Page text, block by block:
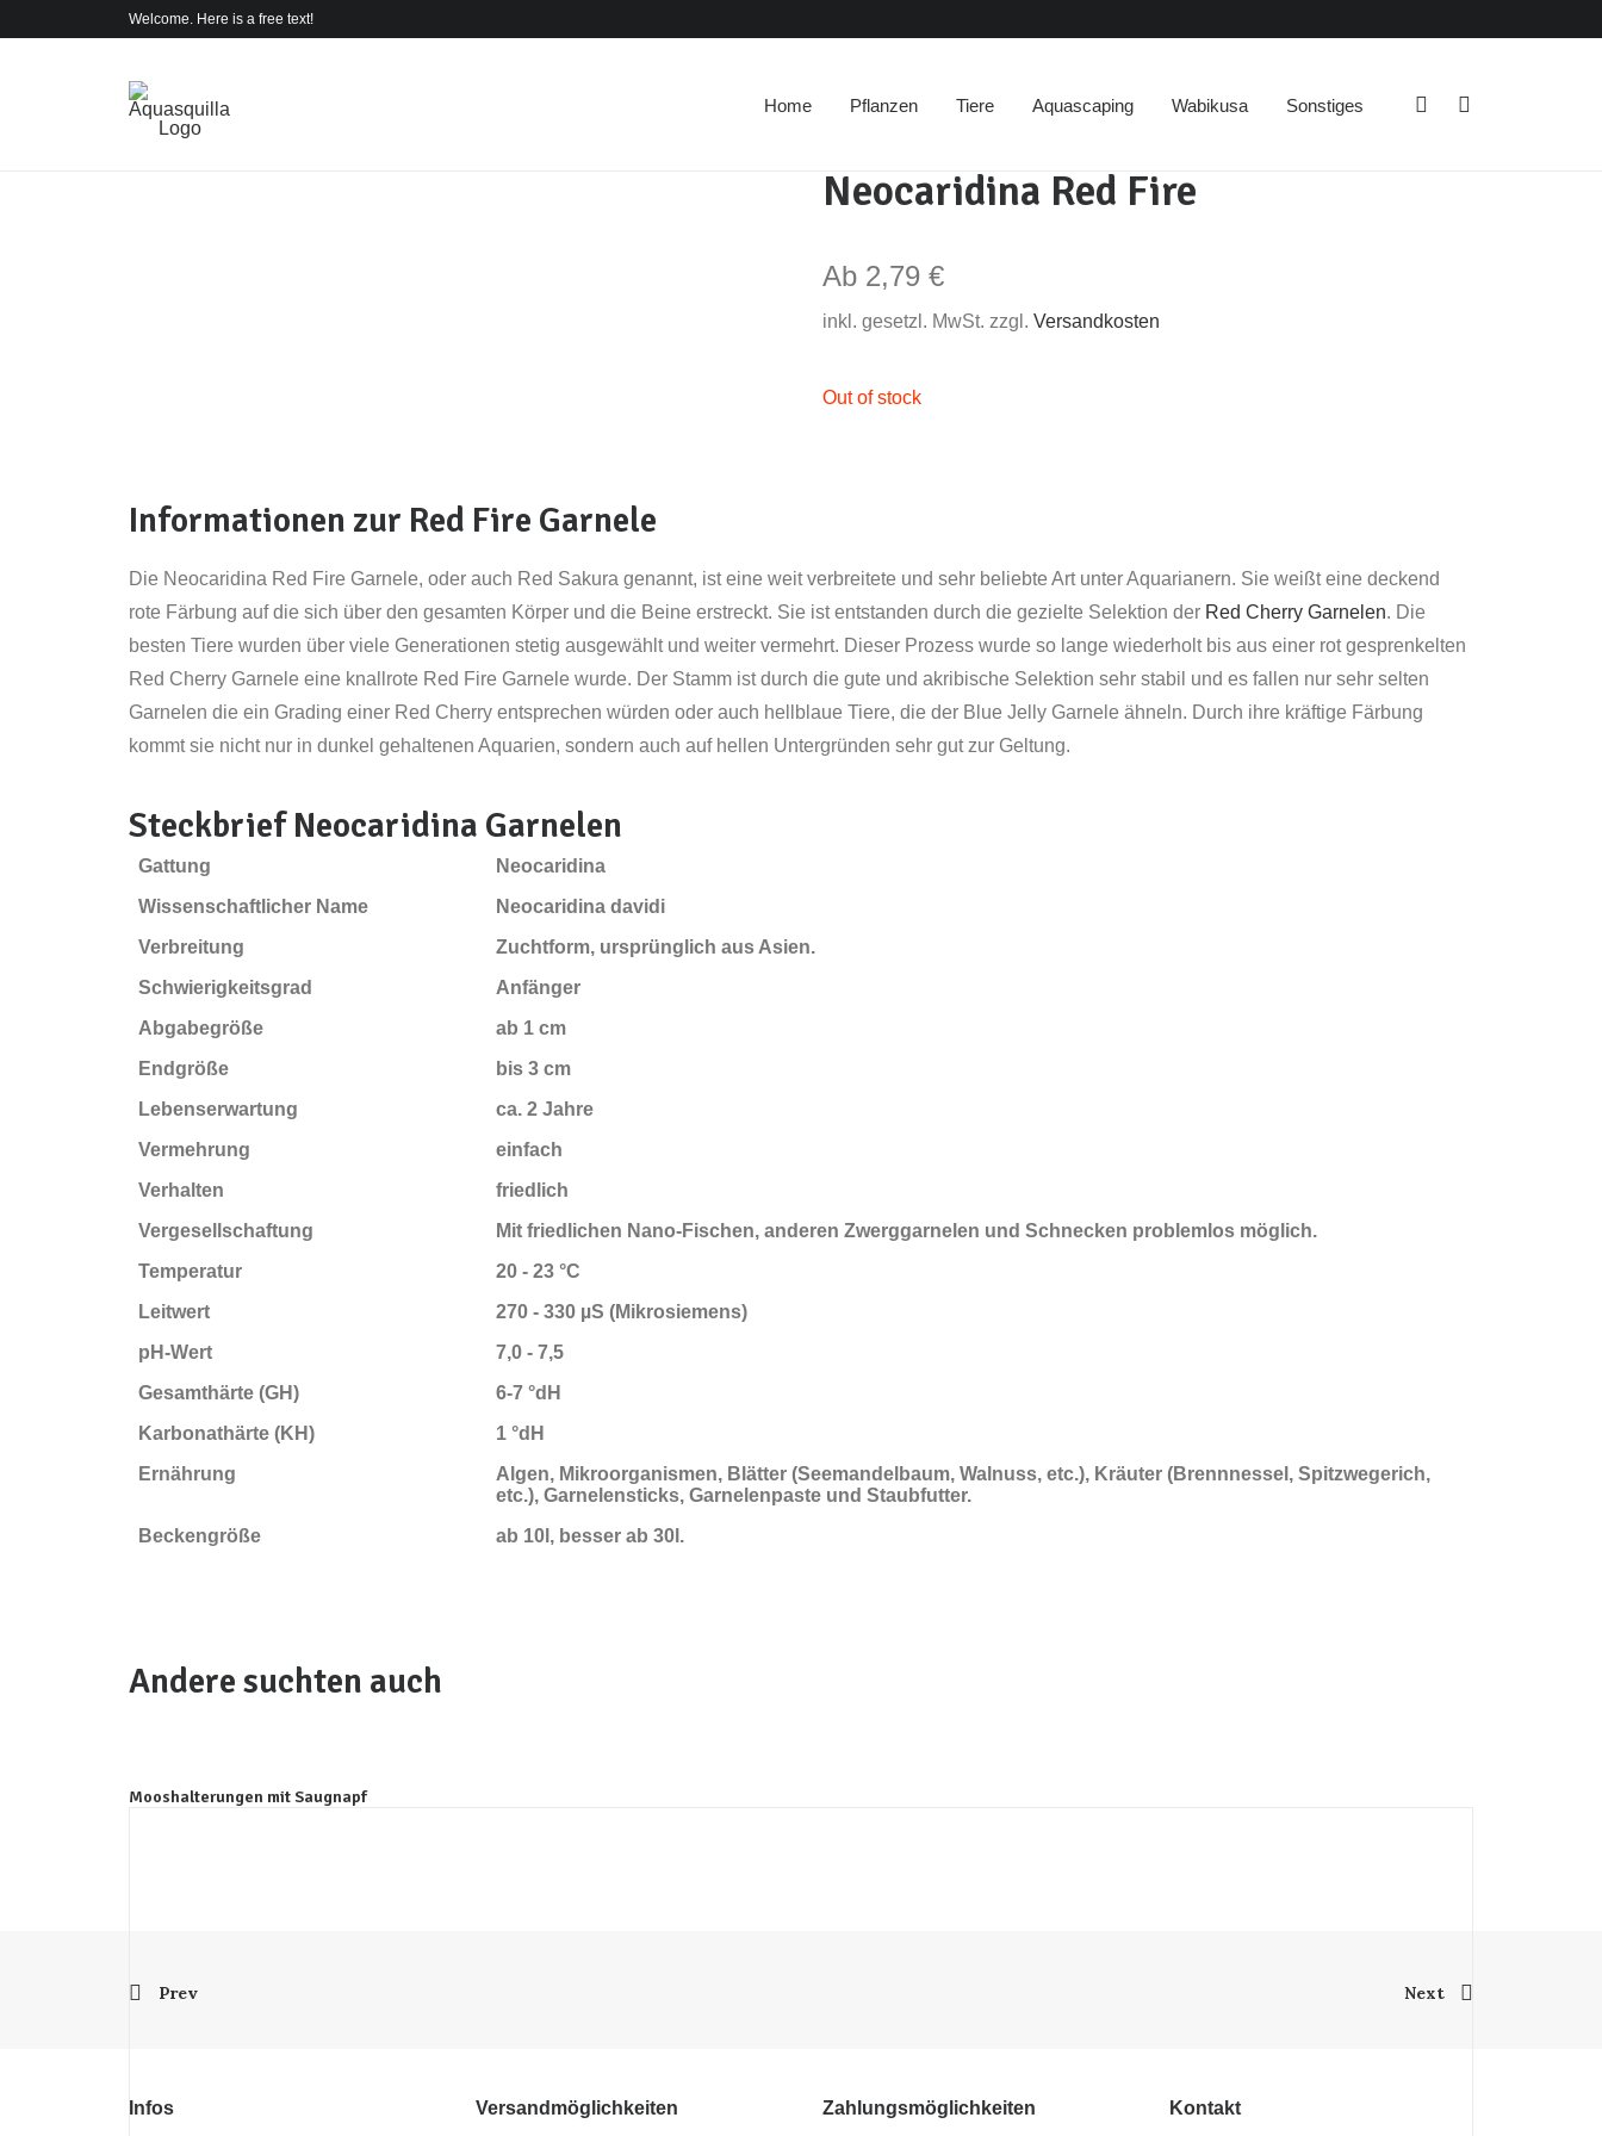
Welcome. Here is a free text!
Home Pflanzen Tiere Aquascaping Wabikusa Sonstiges
Neocaridina Red Fire
Ab 2,79 €
inkl. gesetzl. MwSt. zzgl. Versandkosten
Out of stock
Informationen zur Red Fire Garnele
Die Neocaridina Red Fire Garnele, oder auch Red Sakura genannt, ist eine weit verbreitete und sehr beliebte Art unter Aquarianern. Sie weißt eine deckend
rote Färbung auf die sich über den gesamten Körper und die Beine erstreckt. Sie ist entstanden durch die gezielte Selektion der Red Cherry Garnelen. Die
besten Tiere wurden über viele Generationen stetig ausgewählt und weiter vermehrt. Dieser Prozess wurde so lange wiederholt bis aus einer rot gesprenkelten
Red Cherry Garnele eine knallrote Red Fire Garnele wurde. Der Stamm ist durch die gute und akribische Selektion sehr stabil und es fallen nur sehr selten
Garnelen die ein Grading einer Red Cherry entsprechen würden oder auch hellblaue Tiere, die der Blue Jelly Garnele ähneln. Durch ihre kräftige Färbung
kommt sie nicht nur in dunkel gehaltenen Aquarien, sondern auch auf hellen Untergründen sehr gut zur Geltung.
Steckbrief Neocaridina Garnelen
Gattung
Neocaridina
Wissenschaftlicher Name
Neocaridina davidi
Verbreitung
Zuchtform, ursprünglich aus Asien.
Schwierigkeitsgrad
Anfänger
Abgabegröße
ab 1 cm
Endgröße
bis 3 cm
Lebenserwartung
ca. 2 Jahre
Vermehrung
einfach
Verhalten
friedlich
Vergesellschaftung
Mit friedlichen Nano-Fischen, anderen Zwerggarnelen und Schnecken problemlos möglich.
Temperatur
20 - 23 °C
Leitwert
270 - 330 µS (Mikrosiemens)
pH-Wert
7,0 - 7,5
Gesamthärte (GH)
6-7 °dH
Karbonathärte (KH)
1 °dH
Ernährung
Algen, Mikroorganismen, Blätter (Seemandelbaum, Walnuss, etc.), Kräuter (Brennnessel, Spitzwegerich,
etc.), Garnelensticks, Garnelenpaste und Staubfutter.
Beckengröße
ab 10l, besser ab 30l.
Andere suchten auch
Mooshalterungen mit Saugnapf
Prev Next
Infos Versandmöglichkeiten Zahlungsmöglichkeiten Kontakt